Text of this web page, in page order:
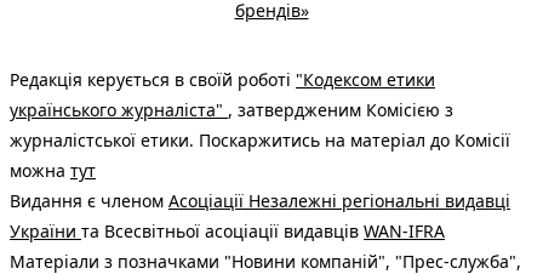
брендів»
Редакція керується в своїй роботі "Кодексом етики
українського журналіста" , затвердженим Комісією з
журналістської етики. Поскаржитись на матеріал до Комісії
можна тут
Видання є членом Асоціації Незалежні регіональні видавці
України та Всесвітньої асоціації видавців WAN-IFRA
Матеріали з позначками "Новини компаній", "Прес-служба",